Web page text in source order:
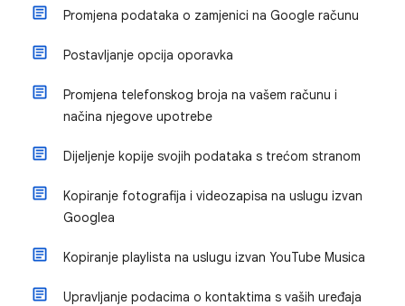
Promjena podataka o zamjenici na Google računu
Postavljanje opcija oporavka
Promjena telefonskog broja na vašem računu i
načina njegove upotrebe
Dijeljenje kopije svojih podataka s trećom stranom
Kopiranje fotografija i videozapisa na uslugu izvan
Googlea
Kopiranje playlista na uslugu izvan YouTube Musica
Upravljanje podacima o kontaktima s vaših uređaja